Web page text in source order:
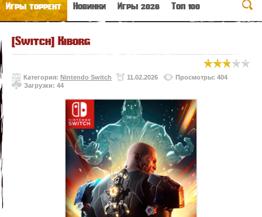
Игры торрент Новинки Игры 2026 Топ 100
[Switch] Kiborg
Категория: Nintendo Switch 11.02.2026
Просмотры: 404
Загрузки: 44